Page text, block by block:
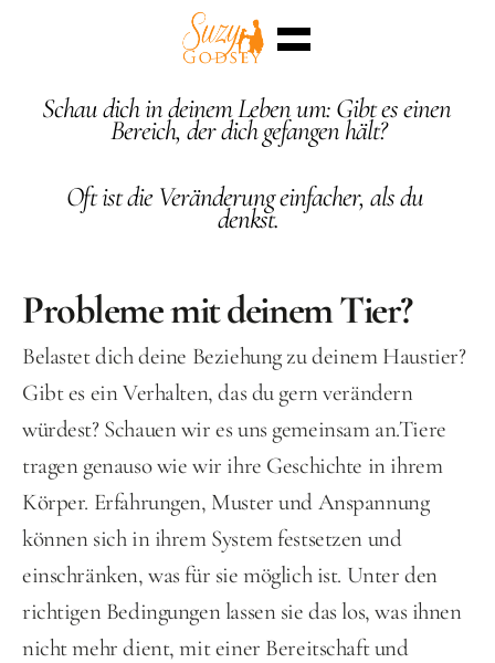
Enterra™
Events
Superkräfte
Shop
Blog
Schau dich in deinem Leben um: Gibt es einen
Bereich, der dich gefangen hält?
​​​​​​​Oft ist die Veränderung einfacher, als du
denkst.
Probleme mit deinem Tier?
Belastet dich deine Beziehung zu deinem Haustier?
Gibt es ein Verhalten, das du gern verändern
würdest? Schauen wir es uns gemeinsam an.Tiere
tragen genauso wie wir ihre Geschichte in ihrem
Körper. Erfahrungen, Muster und Anspannung
können sich in ihrem System festsetzen und
einschränken, was für sie möglich ist. Unter den
richtigen Bedingungen lassen sie das los, was ihnen
nicht mehr dient, mit einer Bereitschaft und